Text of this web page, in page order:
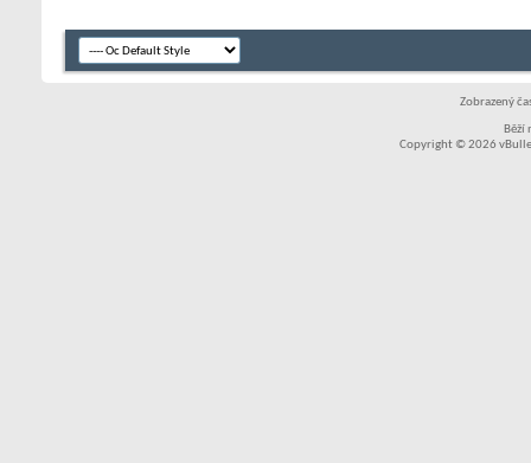
Zobrazený
Běží
Copyright © 2026